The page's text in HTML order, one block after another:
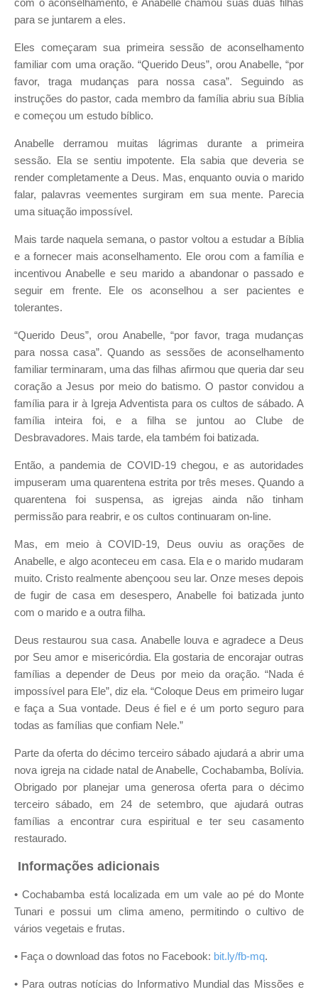
com o aconselhamento, e Anabelle chamou suas duas filhas
para se juntarem a eles.
Eles começaram sua primeira sessão de aconselhamento
familiar com uma oração. “Querido Deus”, orou Anabelle, “por
favor, traga mudanças para nossa casa”. Seguindo as
instruções do pastor, cada membro da família abriu sua Bíblia
e começou um estudo bíblico.
Anabelle derramou muitas lágrimas durante a primeira
sessão. Ela se sentiu impotente. Ela sabia que deveria se
render completamente a Deus. Mas, enquanto ouvia o marido
falar, palavras veementes surgiram em sua mente. Parecia
uma situação impossível.
Mais tarde naquela semana, o pastor voltou a estudar a Bíblia
e a fornecer mais aconselhamento. Ele orou com a família e
incentivou Anabelle e seu marido a abandonar o passado e
seguir em frente. Ele os aconselhou a ser pacientes e
tolerantes.
“Querido Deus”, orou Anabelle, “por favor, traga mudanças
para nossa casa”.Quando as sessões de aconselhamento
familiar terminaram, uma dasfilhas afirmou que queria dar seu
coração a Jesus por meio do batismo.O pastor convidou a
família para ir à Igreja Adventista para os cultos de sábado. A
família inteira foi, e a filha se juntou ao Clube de
Desbravadores. Mais tarde, ela também foi batizada.
Então, a pandemia de COVID-19 chegou, e as autoridades
impuseram uma quarentena estrita por três meses. Quando a
quarentena foi suspensa, as igrejas ainda não tinham
permissão para reabrir, e os cultos continuaram on-line.
Mas, em meio à COVID-19, Deus ouviu as orações de
Anabelle, e algo aconteceu em casa. Ela e o marido mudaram
muito. Cristo realmenteabençoou seu lar. Onze meses depois
de fugir de casa em desespero,Anabelle foi batizada junto
com o marido e a outra filha.
Deus restaurou sua casa. Anabelle louva e agradece a Deus
por Seu amor e misericórdia. Ela gostaria de encorajar outras
famílias a depender de Deus por meio da oração. “Nada é
impossível para Ele”, diz ela. “Coloque Deus em primeiro lugar
e faça a Sua vontade. Deus é fiel e é um porto seguro para
todas as famílias que confiam Nele.”
Parte da oferta do décimo terceiro sábado ajudará a abrir uma
nova igreja na cidade natal de Anabelle, Cochabamba, Bolívia.
Obrigado por planejar uma generosa oferta para o décimo
terceiro sábado, em 24 de setembro, que ajudará outras
famílias a encontrar cura espiritual e terseu casamento
restaurado.
Informações adicionais
•Cochabamba está localizada em um vale ao pé do Monte
Tunari e possui um clima ameno, permitindo o cultivo de
vários vegetais e frutas.
• Faça o download das fotos no Facebook: bit.ly/fb-mq.
• Para outras notícias do Informativo Mundial das Missões e